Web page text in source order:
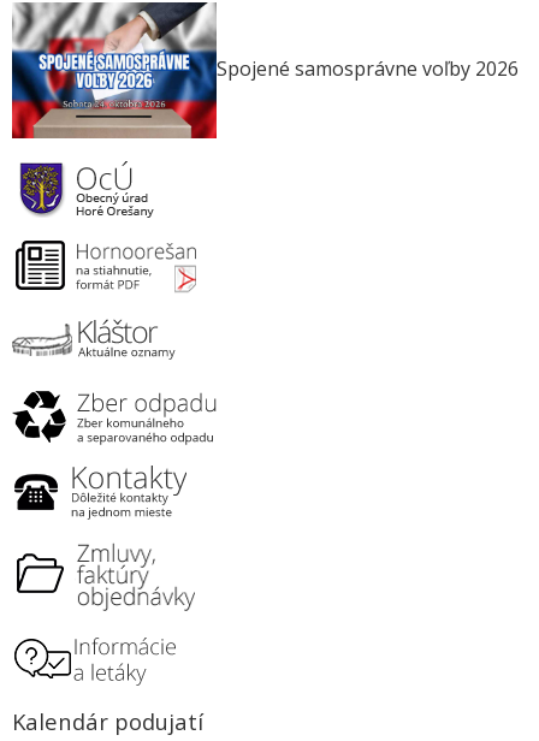
Spojené samosprávne voľby 2026
Kalendár podujatí